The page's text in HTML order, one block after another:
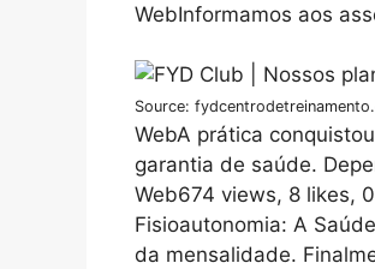
WebInformamos aos
Source:
WebA prática
garantia de saúde.
Web674 views, 8 likes,
Fisioautonomia: A
da mensalidade.